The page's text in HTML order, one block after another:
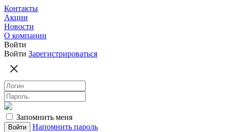
Контакты
Акции
Новости
О компании
Войти
Войти Зарегистрироваться
Запомнить меня
Напомнить пароль